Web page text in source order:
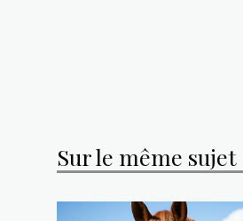
Sur le même sujet